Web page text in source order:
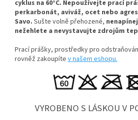
cyklus na 60°C. Nepoužívejte prací
perkarbonát, aviváž, ocet nebo
Savo. Sušte volně přehozené,
nežehlete a nevystavujte zdrojům
Prací prášky, prostředky pro
rovněž zakoupíte v našem eshopu.
VYROBENO S LÁSKOU V